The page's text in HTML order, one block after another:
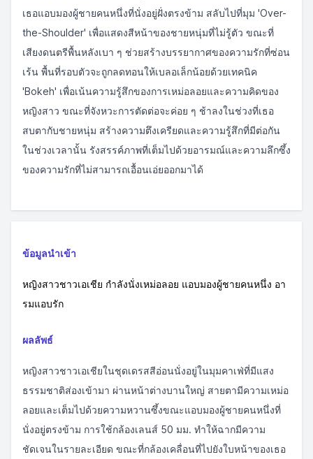
เธอแอบมองผู้ชายคนหนึ่งที่นั่งอยู่ฝั่งตรงข้าม สลับไปที่มุม 'Over-
the-Shoulder' เพื่อแสดงสีหน้าของชายหนุ่มที่ไม่รู้ตัว ขณะที่
เสียงดนตรีพื้นหลังเบา ๆ ช่วยสร้างบรรยากาศของความรักที่ซ่อน
เร้น พื้นที่รอบตัวจะถูกลดทอนให้เบลอเล็กน้อยด้วยเทคนิค
'Bokeh' เพื่อเน้นความรู้สึกของการเหม่อลอยและความคิดของ
หญิงสาว ขณะที่จังหวะการตัดต่อจะค่อย ๆ ช้าลงในช่วงที่เธอ
สบตากับชายหนุ่ม สร้างความตึงเครียดและความรู้สึกที่มีต่อกัน
ในช่วงเวลานั้น รังสรรค์ภาพที่เต็มไปด้วยอารมณ์และความลึกซึ้ง
ของความรักที่ไม่สามารถเอื้อนเอ่ยออกมาได้
ข้อมูลนำเข้า
หญิงสาวชาวเอเชีย กำลังนั่งเหม่อลอย แอบมองผู้ชายคนหนึ่ง อา
รมแอบรัก
ผลลัพธ์
หญิงสาวชาวเอเชียในชุดเดรสสีอ่อนนั่งอยู่ในมุมคาเฟ่ที่มีแสง
ธรรมชาติส่องเข้ามา ผ่านหน้าต่างบานใหญ่ สายตามีความเหม่อ
ลอยและเต็มไปด้วยความหวานซึ้งขณะแอบมองผู้ชายคนหนึ่งที่
นั่งอยู่ตรงข้าม การใช้กล้องเลนส์ 50 มม. ทำให้ฉากมีความ
ชัดเจนในรายละเอียด ขณะที่กล้องเคลื่อนที่ไปยังใบหน้าของเธอ